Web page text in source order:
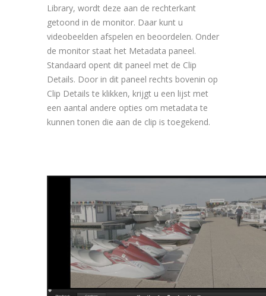
Library, wordt deze aan de rechterkant
getoond in de monitor. Daar kunt u
videobeelden afspelen en beoordelen. Onder
de monitor staat het Metadata paneel.
Standaard opent dit paneel met de Clip
Details. Door in dit paneel rechts bovenin op
Clip Details te klikken, krijgt u een lijst met
een aantal andere opties om metadata te
kunnen tonen die aan de clip is toegekend.